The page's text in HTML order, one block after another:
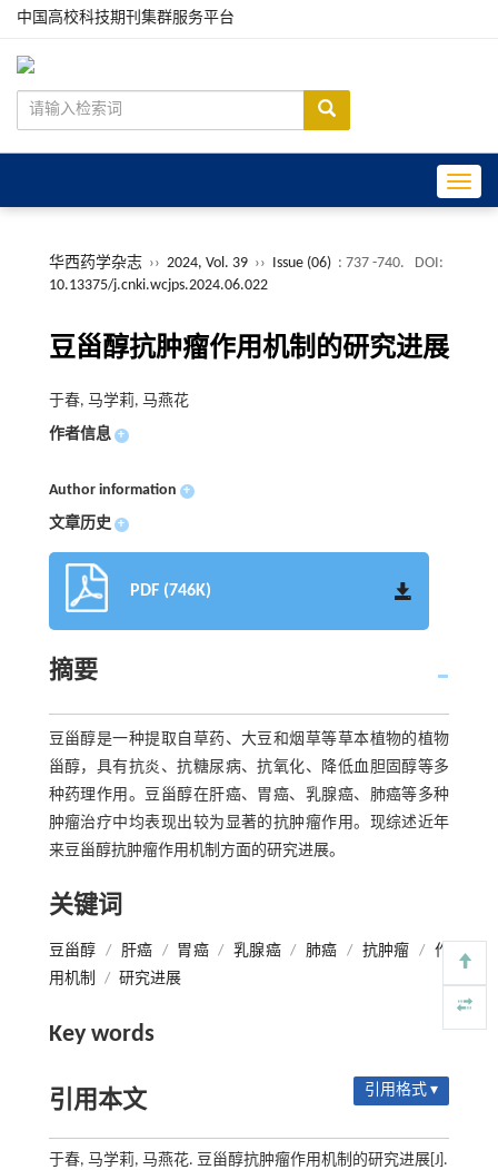
中国高校科技期刊集群服务平台
华西药学杂志 ›› 2024, Vol. 39 ›› Issue (06) : 737 -740.
DOI:
10.13375/j.cnki.wcjps.2024.06.022
豆甾醇抗肿瘤作用机制的研究进展
于春, 马学莉, 马燕花
作者信息 +
Author information +
文章历史 +
PDF (746K)
摘要
豆甾醇是一种提取自草药、大豆和烟草等草本植物的植物
甾醇，具有抗炎、抗糖尿病、抗氧化、降低血胆固醇等多
种药理作用。豆甾醇在肝癌、胃癌、乳腺癌、肺癌等多种
肿瘤治疗中均表现出较为显著的抗肿瘤作用。现综述近年
来豆甾醇抗肿瘤作用机制方面的研究进展。
关键词
豆甾醇 / 肝癌 / 胃癌 / 乳腺癌 / 肺癌 / 抗肿瘤 / 作
用机制
/ 研究进展
Key words
引用本文 引用格式 ▾
于春, 马学莉, 马燕花. 豆甾醇抗肿瘤作用机制的研究进展[J].